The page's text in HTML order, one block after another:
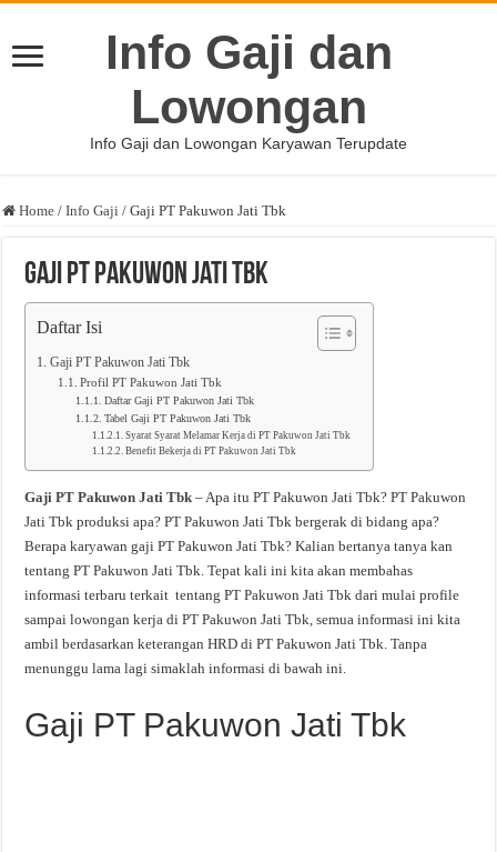
Info Gaji dan
Lowongan
Info Gaji dan Lowongan Karyawan Terupdate
Home / Info Gaji / Gaji PT Pakuwon Jati Tbk
Gaji PT Pakuwon Jati Tbk
Daftar Isi
Gaji PT Pakuwon Jati Tbk
Profil PT Pakuwon Jati Tbk
Daftar Gaji PT Pakuwon Jati Tbk
Tabel Gaji PT Pakuwon Jati Tbk
Syarat Syarat Melamar Kerja di PT Pakuwon Jati Tbk
Benefit Bekerja di PT Pakuwon Jati Tbk
Gaji PT Pakuwon Jati Tbk – Apa itu PT Pakuwon Jati Tbk? PT Pakuwon
Jati Tbk produksi apa? PT Pakuwon Jati Tbk bergerak di bidang apa?
Berapa karyawan gaji PT Pakuwon Jati Tbk? Kalian bertanya tanya kan
tentang PT Pakuwon Jati Tbk. Tepat kali ini kita akan membahas
informasi terbaru terkait tentang PT Pakuwon Jati Tbk dari mulai profile
sampai lowongan kerja di PT Pakuwon Jati Tbk, semua informasi ini kita
ambil berdasarkan keterangan HRD di PT Pakuwon Jati Tbk. Tanpa
menunggu lama lagi simaklah informasi di bawah ini.
Gaji PT Pakuwon Jati Tbk